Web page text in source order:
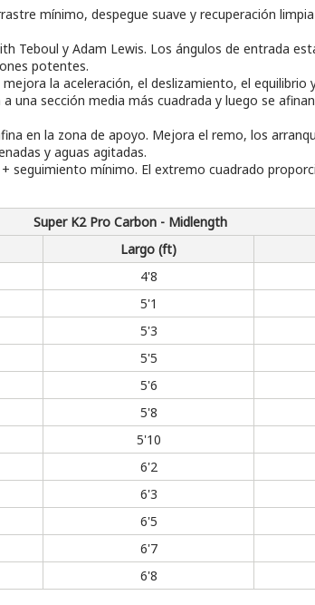
mínimo, despegue suave y recuperación
Teboul y Adam Lewis. Los ángulos de entrada
potentes.
la aceleración, el deslizamiento, el equilibrio
una sección media más cuadrada y luego se
en la zona de apoyo. Mejora el remo, los
y aguas agitadas.
seguimiento mínimo. El extremo cuadrado
Super K2 Pro Carbon - Midlength
Largo (ft)
4'8
5'1
5'3
5'5
5'6
5'8
5'10
6'2
6'3
6'5
6'7
6'8